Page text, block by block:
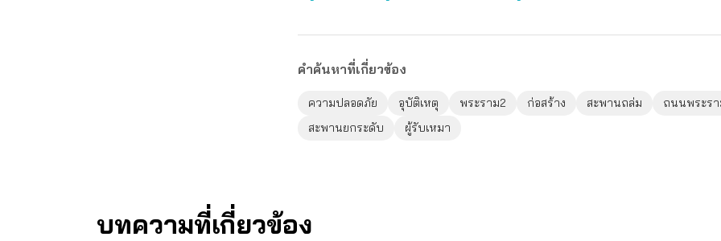
คำค้นหาที่เกี่ยวข้อง
ความปลอดภัย อุบัติเหตุ พระราม2 ก่อสร้าง สะพานถล่ม
ถนนพระร
สะพานยกระดับ
ผู้รับเหมา
บทความที่เกี่ยวข้อง